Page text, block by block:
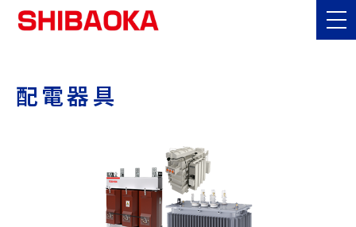
Industrial equipment
配電器具